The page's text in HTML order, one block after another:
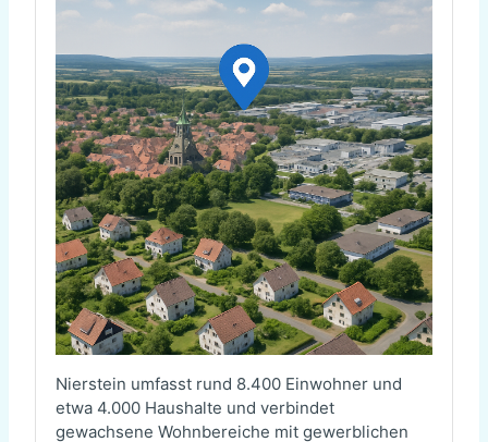
Nierstein umfasst rund 8.400 Einwohner und
etwa 4.000 Haushalte und verbindet
gewachsene Wohnbereiche mit gewerblichen